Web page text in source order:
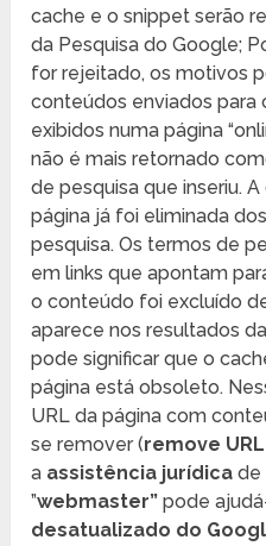
cache e o snippet serão
da Pesquisa do Google;
for rejeitado, os motivos
conteúdos enviados para
exibidos numa página
não é mais retornado
de pesquisa que inseriu.
página já foi eliminada
pesquisa. Os termos de
em links que apontam
o conteúdo foi excluído
aparece nos resultados
pode significar que o
página está obsoleto.
URL da página com
se remover (remove
a assistência jurídicade
”webmaster”pode
desatualizado do